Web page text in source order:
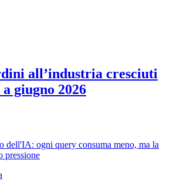
all’industria cresciuti
giugno 2026
dell'IA: ogni query consuma meno, ma la
pressione